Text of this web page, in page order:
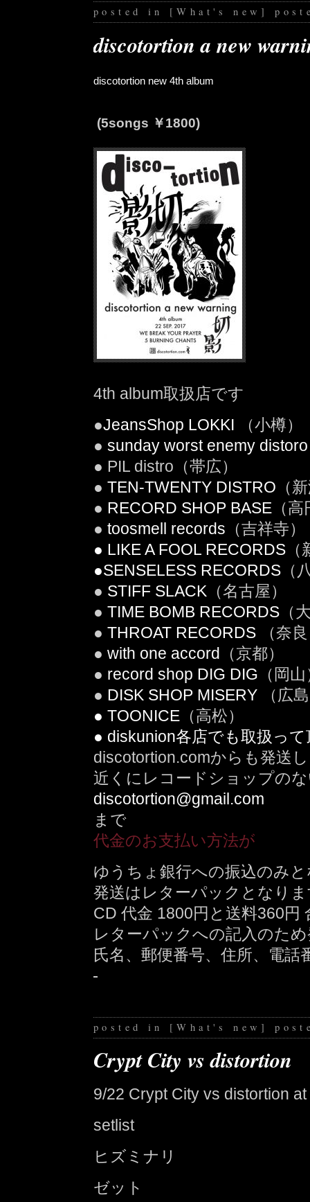
posted in [What's new]
discotortion a new
discotortion new 4th album
(5songs ￥1800)
4th album取扱店です
●JeansShop LOKKI
（小樽）
● sunday worst enemy distoro
● PIL distro（帯広）
● TEN-TWENTY DISTRO （
● RECORD SHOP BASE （
● toosmell records （吉祥寺）
● LIKE A FOOL RECORDS
●SENSELESS RECORDS （
● STIFF SLACK （名古屋）
● TIME BOMB RECORDS （
● THROAT RECORDS
（奈
● with one accord （京都）
● record shop DIG DIG （岡
● DISK SHOP MISERY
（広
● TOONICE （高松）
● diskunion各店でも取扱っ
discotortion.comからも発送
近くにレコードショップの
discotortion@gmail.com
まで
代金のお支払い方法が
ゆうちょ銀行への振込のみ
発送はレターパックとなり
CD 代金 1800円と送料360
レターパックへの記入のた
氏名、郵便番号、住所、電
posted in [What's new]
Crypt City vs distortion
9/22 Crypt City vs distortion
setlist
ヒズミナリ
ゼット